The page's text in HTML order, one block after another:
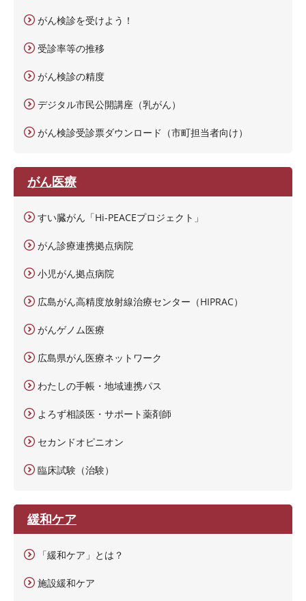
がん検診を受けよう！
受診率等の推移
がん検診の精度
デジタル市民公開講座（乳がん）
がん検診受診票ダウンロード（市町担当者向け）
がん医療
すい臓がん「Hi-PEACEプロジェクト」
がん診療連携拠点病院
小児がん拠点病院
広島がん高精度放射線治療センター（HIPRAC）
がんゲノム医療
広島県がん医療ネットワーク
わたしの手帳・地域連携パス
よろず相談医・サポート薬剤師
セカンドオピニオン
臨床試験（治験）
緩和ケア
「緩和ケア」とは？
施設緩和ケア